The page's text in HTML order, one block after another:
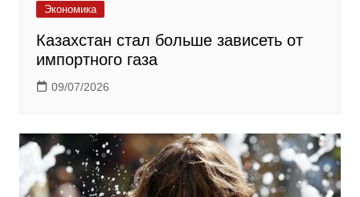
Экономика
Казахстан стал больше зависеть от
импортного газа
09/07/2026